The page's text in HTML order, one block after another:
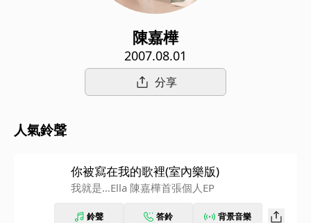
陳嘉樺
2007.08.01
分享
人氣鈴聲
你被寫在我的歌裡(室內樂版)
我就是…Ella 陳嘉樺首張個人EP
鈴聲 答鈴 背景音樂